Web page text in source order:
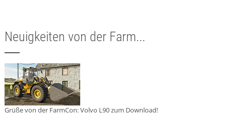
Neuigkeiten von der Farm...
Grüße von der FarmCon: Volvo L90 zum Download!